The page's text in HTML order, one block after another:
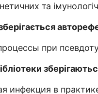
та
при
инфекция в